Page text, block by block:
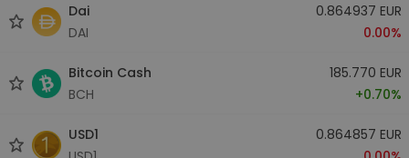
Dai
DAI
0.864937 EUR
0.00%
Bitcoin Cash
BCH
185.770 EUR
+0.70%
USD1
0.864857 EUR